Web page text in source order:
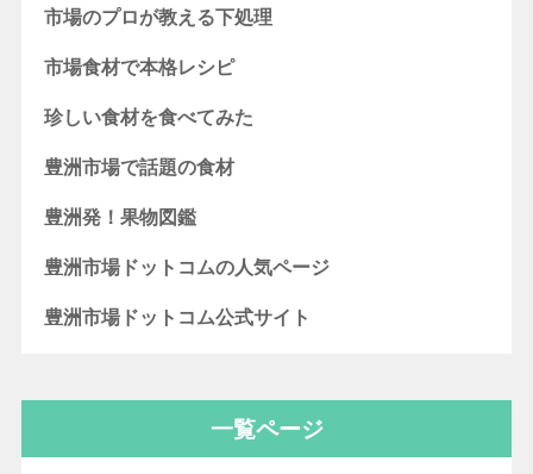
市場のプロが教える下処理
市場食材で本格レシピ
珍しい食材を食べてみた
豊洲市場で話題の食材
豊洲発！果物図鑑
豊洲市場ドットコムの人気ページ
豊洲市場ドットコム公式サイト
一覧ページ